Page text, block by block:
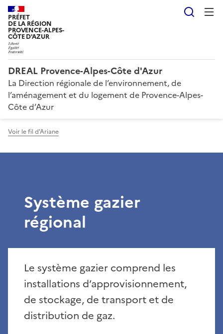
PRÉFET
DE LA RÉGION
PROVENCE-ALPES-
CÔTE D'AZUR
DREAL Provence-Alpes-Côte d'Azur
La Direction régionale de l’environnement, de
l’aménagement et du logement de Provence-Alpes-
Côte d’Azur
Voir le fil d'Ariane
Système gazier
régional
Le système gazier comprend les
installations d’approvisionnement,
de stockage, de transport et de
distribution de gaz.